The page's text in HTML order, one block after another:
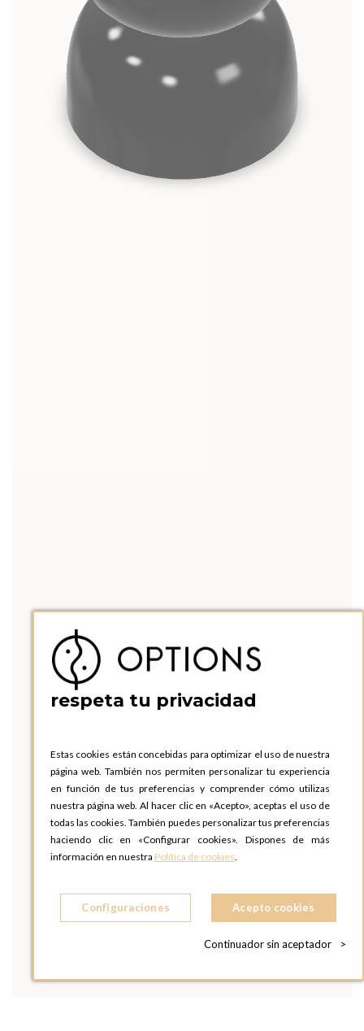
respeta tu privacidad
Estas cookies están concebidas para optimizar el uso de nuestra
página web. También nos permiten personalizar tu experiencia
en función de tus preferencias y comprender cómo utilizas
nuestra página web. Al hacer clic en «Acepto», aceptas el uso de
todas las cookies. También puedes personalizar tus preferencias
haciendo clic en «Configurar cookies». Dispones de más
información en nuestra Política de cookies.
Configuraciones Acepto cookies
Continuador sin aceptador >